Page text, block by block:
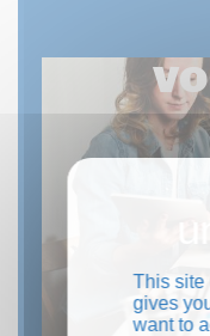
This site
gives
want to